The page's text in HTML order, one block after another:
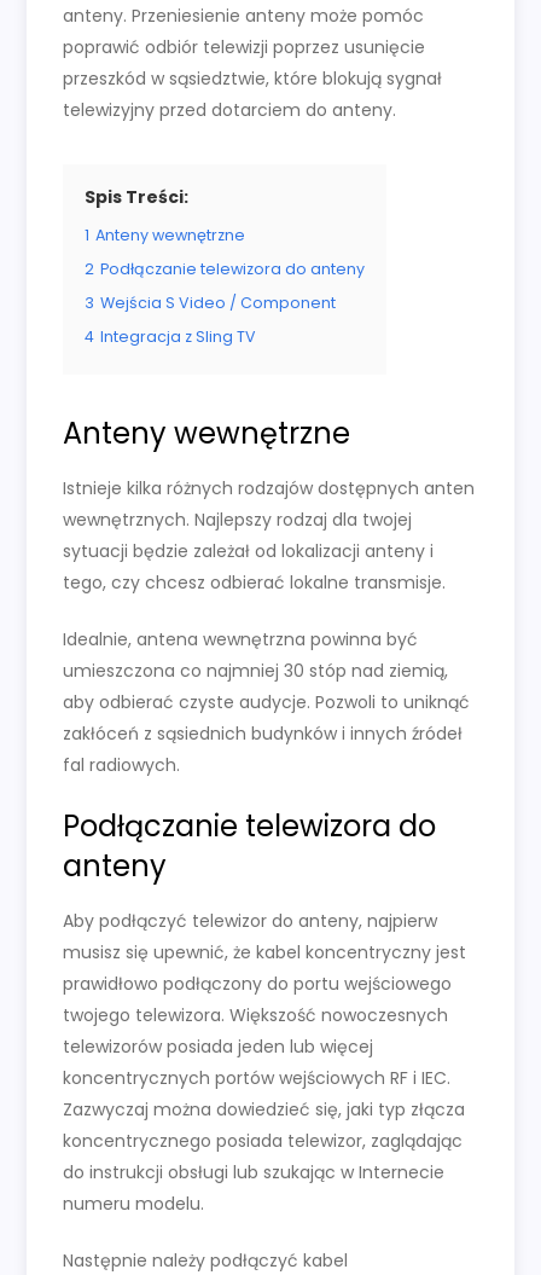
anteny. Przeniesienie anteny może pomóc
poprawić odbiór telewizji poprzez usunięcie
przeszkód w sąsiedztwie, które blokują sygnał
telewizyjny przed dotarciem do anteny.
Spis Treści:
1 Anteny wewnętrzne
2 Podłączanie telewizora do anteny
3 Wejścia S Video / Component
4 Integracja z Sling TV
Anteny wewnętrzne
Istnieje kilka różnych rodzajów dostępnych anten
wewnętrznych. Najlepszy rodzaj dla twojej
sytuacji będzie zależał od lokalizacji anteny i
tego, czy chcesz odbierać lokalne transmisje.
Idealnie, antena wewnętrzna powinna być
umieszczona co najmniej 30 stóp nad ziemią,
aby odbierać czyste audycje. Pozwoli to uniknąć
zakłóceń z sąsiednich budynków i innych źródeł
fal radiowych.
Podłączanie telewizora do
anteny
Aby podłączyć telewizor do anteny, najpierw
musisz się upewnić, że kabel koncentryczny jest
prawidłowo podłączony do portu wejściowego
twojego telewizora. Większość nowoczesnych
telewizorów posiada jeden lub więcej
koncentrycznych portów wejściowych RF i IEC.
Zazwyczaj można dowiedzieć się, jaki typ złącza
koncentrycznego posiada telewizor, zaglądając
do instrukcji obsługi lub szukając w Internecie
numeru modelu.
Następnie należy podłączyć kabel